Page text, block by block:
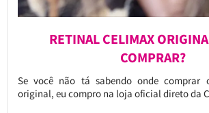
RETINAL CELIMAX
COMPRAR?
Se você não tá sabendo onde comprar
original, eu compro na loja oficial direto da